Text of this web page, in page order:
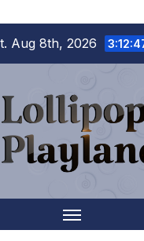
Aug 8th, 2026